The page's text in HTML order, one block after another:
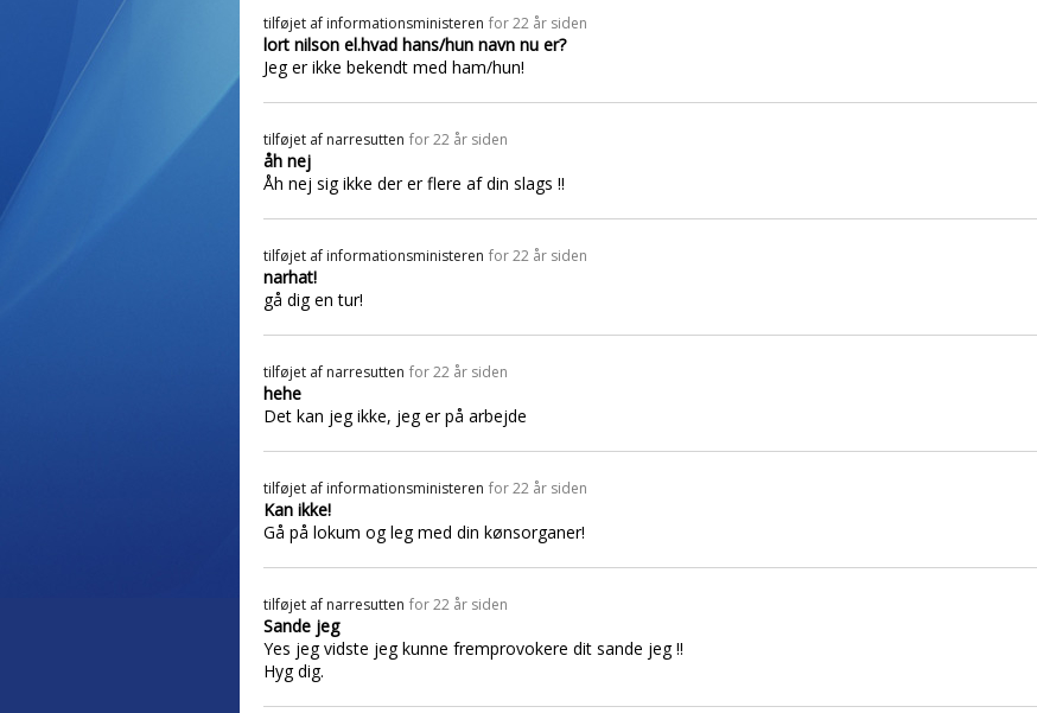
tilføjet af informationsministeren for 22 år siden
lort nilson el.hvad hans/hun navn nu er?
Jeg er ikke bekendt med ham/hun!
tilføjet af narresutten for 22 år siden
åh nej
Åh nej sig ikke der er flere af din slags !!
tilføjet af informationsministeren for 22 år siden
narhat!
gå dig en tur!
tilføjet af narresutten for 22 år siden
hehe
Det kan jeg ikke, jeg er på arbejde
tilføjet af informationsministeren for 22 år siden
Kan ikke!
Gå på lokum og leg med din kønsorganer!
tilføjet af narresutten for 22 år siden
Sande jeg
Yes jeg vidste jeg kunne fremprovokere dit sande jeg !!
Hyg dig.